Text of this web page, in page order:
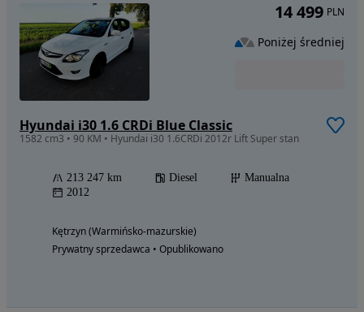
Hyundai i30 1.6 CRDi Blue Classic
1582 cm3 • 90 KM • Hyundai i30 1.6CRDi 2012r Lift Super stan
213 247 km Diesel
Manualna
2012
Kętrzyn (Warmińsko-mazurskie)
Prywatny sprzedawca • Opublikowano
14 499 PLN
Poniżej średniej